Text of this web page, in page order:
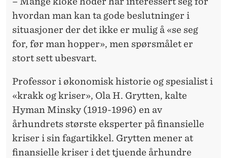
hvordan man kan ta gode beslutninger i
situasjoner der det ikke er mulig å «se seg
for, før man hopper», men spørsmålet er
stort sett ubesvart.
Professor i økonomisk historie og spesialist i
«krakk og kriser», Ola H. Grytten, kalte
Hyman Minsky (1919-1996) en av
århundrets største eksperter på finansielle
kriser i sin fagartikkel. Grytten mener at
finansielle kriser i det tjuende århundre